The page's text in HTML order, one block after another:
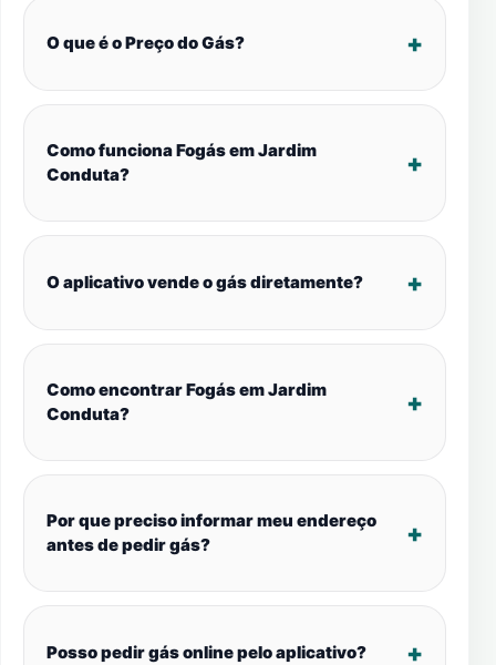
O que é o Preço do Gás?
Como funciona Fogás em Jardim
Conduta?
O aplicativo vende o gás diretamente?
Como encontrar Fogás em Jardim
Conduta?
Por que preciso informar meu endereço
antes de pedir gás?
Posso pedir gás online pelo aplicativo?